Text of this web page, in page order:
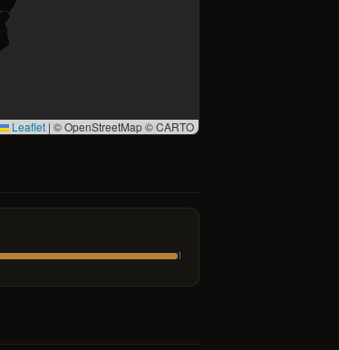
Leaflet | © OpenStreetMap © CARTO
1